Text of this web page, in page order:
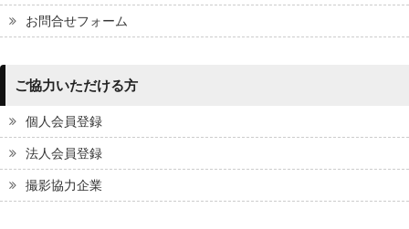
お問合せフォーム
ご協力いただける方
個人会員登録
法人会員登録
撮影協力企業